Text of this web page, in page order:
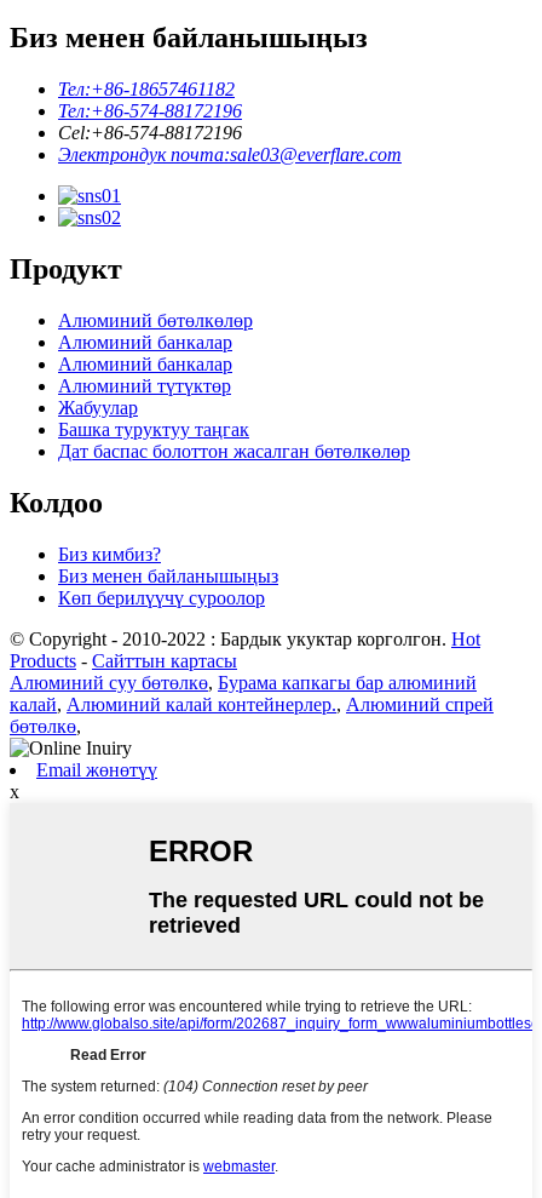
Биз менен байланышыңыз
Тел:+86-18657461182
Тел:+86-574-88172196
Cel:+86-574-88172196
Электрондук почта:sale03@everflare.com
Продукт
Алюминий бөтөлкөлөр
Алюминий банкалар
Алюминий банкалар
Алюминий түтүктөр
Жабуулар
Башка туруктуу таңгак
Дат баспас болоттон жасалган бөтөлкөлөр
Колдоо
Биз кимбиз?
Биз менен байланышыңыз
Көп берилүүчү суроолор
© Copyright - 2010-2022 : Бардык укуктар корголгон. Hot
Products - Сайттын картасы
Алюминий суу бөтөлкө, Бурама капкагы бар алюминий
калай, Алюминий калай контейнерлер., Алюминий спрей
бөтөлкө,
Email жөнөтүү
x